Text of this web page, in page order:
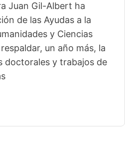
Juan Gil-Albert ha
de las Ayudas a la
y Ciencias
un año más, la
doctorales y trabajos de